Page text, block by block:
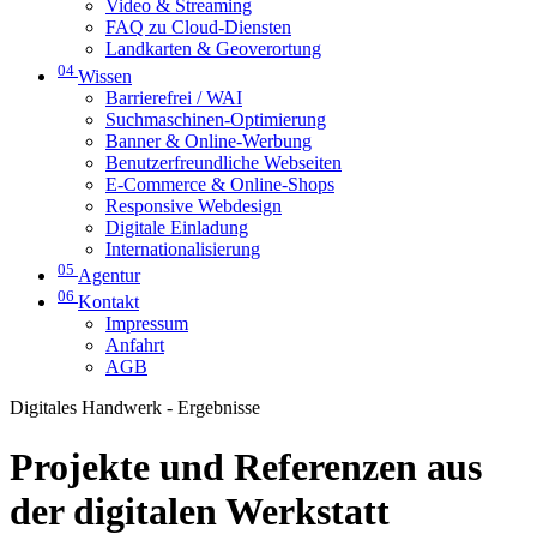
Video & Streaming
FAQ zu Cloud-Diensten
Landkarten & Geoverortung
04 Wissen
Barrierefrei / WAI
Suchmaschinen-Optimierung
Banner & Online-Werbung
Benutzerfreundliche Webseiten
E-Commerce & Online-Shops
Responsive Webdesign
Digitale Einladung
Internationalisierung
05 Agentur
06 Kontakt
Impressum
Anfahrt
AGB
Digitales Handwerk - Ergebnisse
Projekte und Referenzen aus
der digitalen Werkstatt